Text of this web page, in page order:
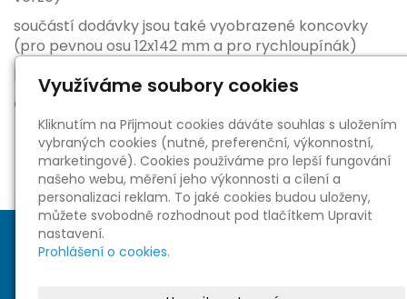
součástí dodávky jsou také vyobrazené koncovky
(pro pevnou osu 12x142 mm a pro rychloupínák)
kompatibilní s náboji SLR-1 od MY21
GIANT: 300000074
Využíváme soubory cookies
Kliknutím na Přijmout cookies dáváte souhlas s uložením
vybraných cookies (nutné, preferenční, výkonnostní,
marketingové). Cookies používáme pro lepší fungování
našeho webu, měření jeho výkonnosti a cílení a
personalizaci reklam. To jaké cookies budou uloženy,
můžete svobodně rozhodnout pod tlačítkem Upravit
nastavení.
Prohlášení o cookies.